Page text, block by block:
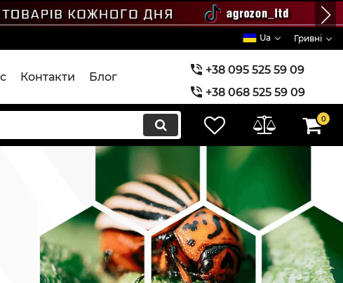
Ua Гривні
Контакти Блог
+38 095 525 59 09
+38 068 525 59 09
+38 073 525 59 09
0